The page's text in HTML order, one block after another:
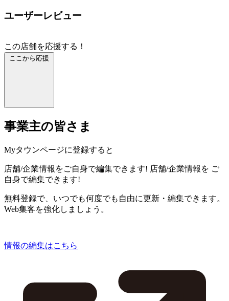
ユーザーレビュー
この店舗を応援する！
ここから応援
事業主の皆さま
Myタウンページに登録すると
店舗/企業情報をご自身で編集できます! 店舗/企業情報を ご
自身で編集できます!
無料登録で、いつでも何度でも自由に更新・編集できます。
Web集客を強化しましょう。
情報の編集はこちら